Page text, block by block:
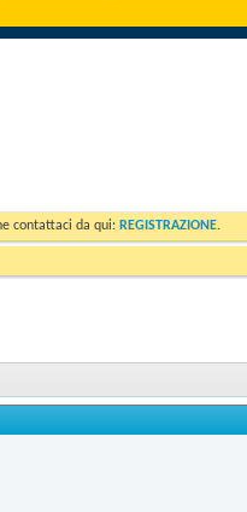
contattaci da qui: REGISTRAZIONE.